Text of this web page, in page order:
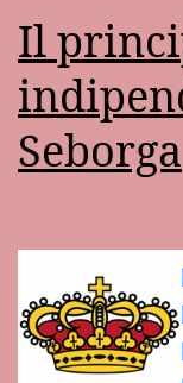
Il
Seborga